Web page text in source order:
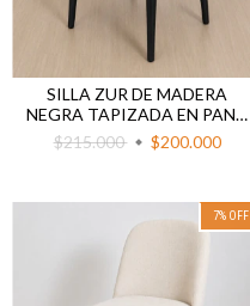
SILLA ZUR DE MADERA
NEGRA TAPIZADA EN PANA
BEIGE
$215.000 $200.000
7% OFF